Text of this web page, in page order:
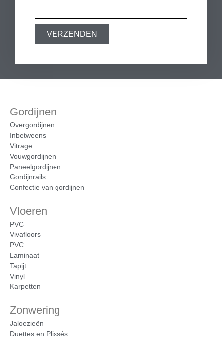
VERZENDEN
Gordijnen
Overgordijnen
Inbetweens
Vitrage
Vouwgordijnen
Paneelgordijnen
Gordijnrails
Confectie van gordijnen
Vloeren
PVC
Vivafloors
PVC
Laminaat
Tapijt
Vinyl
Karpetten
Zonwering
Jaloezieën
Duettes en Plissés